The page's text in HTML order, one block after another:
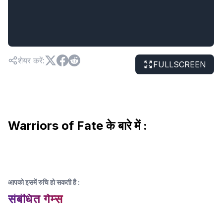
शेयर करें: FULLSCREEN
Warriors of Fate के बारे में :
आपको इसमें रुचि हो सकती है:
संबंधित गेम्स